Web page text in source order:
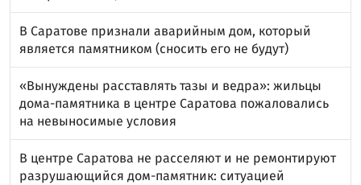
В Саратове признали аварийным дом, который
является памятником (сносить его не будут)
«Вынуждены расставлять тазы и ведра»: жильцы
дома-памятника в центре Саратова пожаловались
на невыносимые условия
В центре Саратова не расселяют и не ремонтируют
разрушающийся дом-памятник: ситуацией